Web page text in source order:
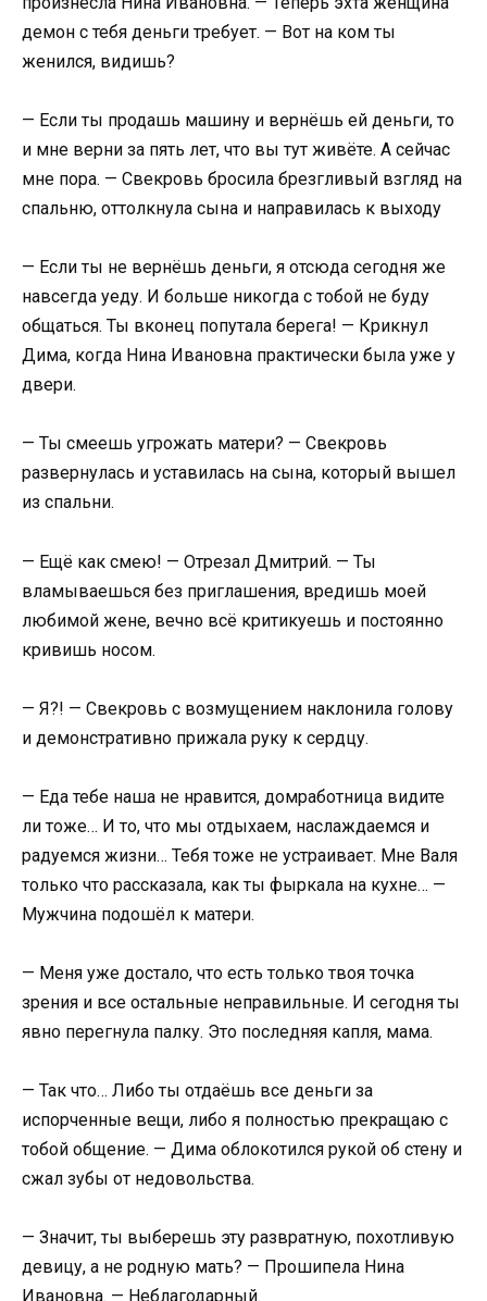
демон с тебя деньги требует. — Вот на ком ты
женился, видишь?
— Если ты продашь машину и вернёшь ей деньги, то
и мне верни за пять лет, что вы тут живёте. А сейчас
мне пора. — Свекровь бросила брезгливый взгляд на
спальню, оттолкнула сына и направилась к выходу
— Если ты не вернёшь деньги, я отсюда сегодня же
навсегда уеду. И больше никогда с тобой не буду
общаться. Ты вконец попутала берега! — Крикнул
Дима, когда Нина Ивановна практически была уже у
двери.
— Ты смеешь угрожать матери? — Свекровь
развернулась и уставилась на сына, который вышел
из спальни.
— Ещё как смею! — Отрезал Дмитрий. — Ты
вламываешься без приглашения, вредишь моей
любимой жене, вечно всё критикуешь и постоянно
кривишь носом.
— Я?! — Свекровь с возмущением наклонила голову
и демонстративно прижала руку к сердцу.
— Еда тебе наша не нравится, домработница видите
ли тоже… И то, что мы отдыхаем, наслаждаемся и
радуемся жизни… Тебя тоже не устраивает. Мне Валя
только что рассказала, как ты фыркала на кухне… —
Мужчина подошёл к матери.
— Меня уже достало, что есть только твоя точка
зрения и все остальные неправильные. И сегодня ты
явно перегнула палку. Это последняя капля, мама.
— Так что… Либо ты отдаёшь все деньги за
испорченные вещи, либо я полностью прекращаю с
тобой общение. — Дима облокотился рукой об стену и
сжал зубы от недовольства.
— Значит, ты выберешь эту развратную, похотливую
девицу, а не родную мать? — Прошипела Нина
Ивановна. — Неблагодарный.